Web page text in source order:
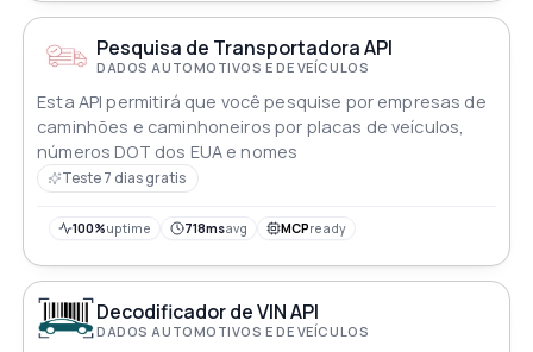
exploração detalhada dos veículos da BMW dentro das
aplicaçõesPesquisa de Transportadora API
DADOS AUTOMOTIVOS E DE VEÍCULOS
Esta API permitirá que você pesquise por empresas de
caminhões e caminhoneiros por placas de veículos,
números DOT dos EUA e nomes
Teste 7 dias gratis
100%uptime 718msavg MCPready
Decodificador de VIN API
DADOS AUTOMOTIVOS E DE VEÍCULOS